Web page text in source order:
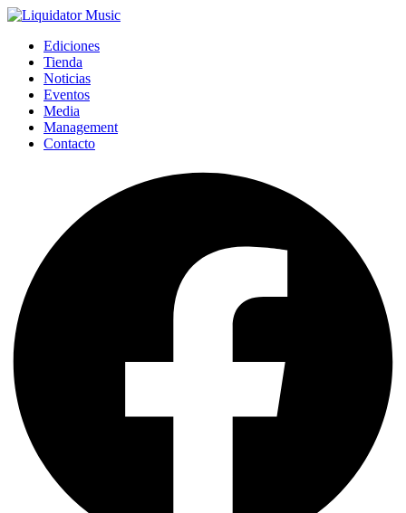
Ediciones
Tienda
Noticias
Eventos
Media
Management
Contacto